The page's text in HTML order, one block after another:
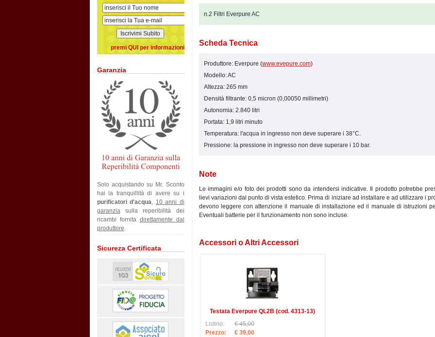
premi QUI per informazioni
Garanzia
Solo acquistando su Mr. Sconto
hai la tranquillità di avere su i
purificatori d'acqua, 10 anni di
garanziasulla reperibilità dei
ricambi fornita direttamente dal
produttore.
Sicureza Certificata
n.2 Filtri Everpure AC
Scheda Tecnica
Produttore: Everpure (www.evepure.com)
Modello: AC
Altezza: 265 mm
Densità filtrante: 0,5 micron (0,00050 millimetri)
Autonomia: 2.840 litri
Portata: 1,9 litri minuto
Temperatura: l'acqua in ingresso non deve superare i 38°C.
Pressione: la pressione in ingresso non deve superare i 10 bar.
Note
Le immagini e/o foto dei prodotti sono da intendersi indicative. Il prodotto potrebbe
lievi variazioni dal punto di vista estetico. Prima di iniziare ad installare e ad utilizzare i
devono leggere con attenzione il manuale di installazione ed il manuale di istruzioni
Eventuali batterie per il funzionamento non sono incluse.
Accessori o Altri Accessori
Testata Everpure QL2B (cod. 4313-13)
Listino:
€ 45,00
Prezzo:
€ 39,00